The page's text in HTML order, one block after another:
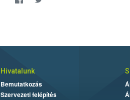
Hivatalunk
Bemutatkozás
Szervezeti felépítés